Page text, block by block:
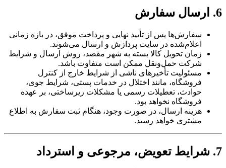
6. ارسال سفارش
سفارش‌ها پس از تأیید نهایی و پرداخت موفق، در بازه زمانی
اعلام‌شده در سایت پردازش و ارسال می‌شوند.
زمان تحویل کالا بسته به شهر مقصد، روش ارسال و شرایط
شرکت حمل‌ونقل ممکن است متفاوت باشد.
مسئولیت تأخیرهای ناشی از شرایط خارج از کنترل
فروشگاه، مانند اختلال در خدمات پستی، شرایط جوی،
حوادث، تعطیلات رسمی یا مشکلات زیرساختی، بر عهده
فروشگاه نخواهد بود.
هزینه ارسال، در صورت وجود، هنگام ثبت سفارش به اطلاع
مشتری خواهد رسید.
7. شرایط تعویض، مرجوعی و استرداد